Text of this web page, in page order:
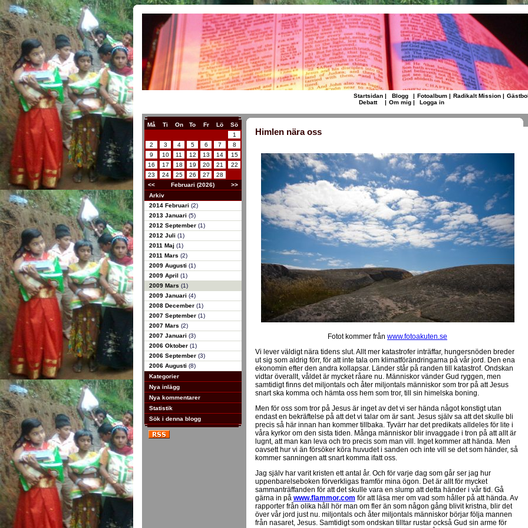
Startsidan | Blogg | Fotoalbum | Radikalt Mission |
Debatt
| Om mig | Logga in
Må Ti On To Fr Lö
Sö
1
2
3 4 5 6 7
8
9
10 11 12 13 14
15
16
17 18 19 20 21
22
23
24 25 26 27
28
<<
Februari (2026)
>>
Arkiv
2014 Februari (2)
2013 Januari (5)
2012 September (1)
2012 Juli (1)
2011 Maj (1)
2011 Mars (2)
2009 Augusti (1)
2009 April (1)
2009 Mars (1)
2009 Januari (4)
2008 December (1)
2007 September (1)
2007 Mars (2)
2007 Januari (3)
2006 Oktober (1)
2006 September (3)
2006 Augusti (8)
Kategorier
Nya inlägg
Nya kommentarer
Statistik
Sök i denna blogg
Himlen nära oss
Fotot kommer från www.fotoakuten.se
Vi lever väldigt nära tidens slut. Allt mer katastrofer inträffar, hungersnöden breder
ut sig som aldrig förr, för att inte tala om klimatförändringarna på vår jord. Den ena
ekonomin efter den andra kollapsar. Länder står på randen till katastrof. Ondskan
vidtar överallt, våldet är mycket råare nu. Människor vänder Gud ryggen, men
samtidigt finns det miljontals och åter miljontals människor som tror på att Jesus
snart ska komma och hämta oss hem som tror, till sin himelska boning.
Men för oss som tror på Jesus är inget av det vi ser hända något konstigt utan
endast en bekräftelse på att det vi talar om är sant. Jesus själv sa att det skulle bli
precis så här innan han kommer tillbaka. Tyvärr har det predikats alldeles för lite i
våra kyrkor om den sista tiden. Många människor blir invaggade i tron på att allt är
lugnt, att man kan leva och tro precis som man vill. Inget kommer att hända. Men
oavsett hur vi än försöker köra huvudet i sanden och inte vill se det som händer, så
kommer sanningen att snart komma ifatt oss.
Jag själv har varit kristen ett antal år. Och för varje dag som går ser jag hur
uppenbarelseboken förverkligas framför mina ögon. Det är allt för mycket
sammanträffanden för att det skulle vara en slump att detta händer i vår tid. Gå
gärna in på www.flammor.com för att läsa mer om vad som håller på att hända. Av
rapporter från olika håll hör man om fler än som någon gång blivit kristna, blir det
över vår jord just nu. miljontals och åter miljontals människor börjar följa mannen
från nasaret, Jesus. Samtidigt som ondskan tilltar rustar också Gud sin arme för